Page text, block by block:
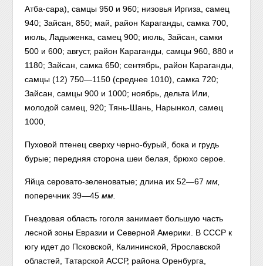
Атба-сара), самцы 950 и 960; низовья Иргиза, самец
940; Зайсан, 850; май, район Караганды, самка 700,
июль, Ладыженка, самец 900; июль, Зайсан, самки
500 и 600; август, район Караганды, самцы 960, 880 и
1180; Зайсан, самка 650; сентябрь, район Караганды,
самцы (12) 750—1150 (среднее 1010), самка 720;
Зайсан, самцы 900 и 1000; ноябрь, дельта Или,
молодой самец, 920; Тянь-Шань, Нарынкол, самец
1000,
Пуховой птенец сверху черно-бурый, бока и грудь
бурые; передняя сторона шеи белая, брюхо серое.
Яйца серовато-зеленоватые; длина их 52—67мм,
поперечник 39—45мм.
Гнездовая область гоголя занимает большую часть
лесной зоны Евразии и Северной Америки. В СССР к
югу идет до Псковской, Калининской, Ярославской
областей, Татарской АССР, района Оренбурга,